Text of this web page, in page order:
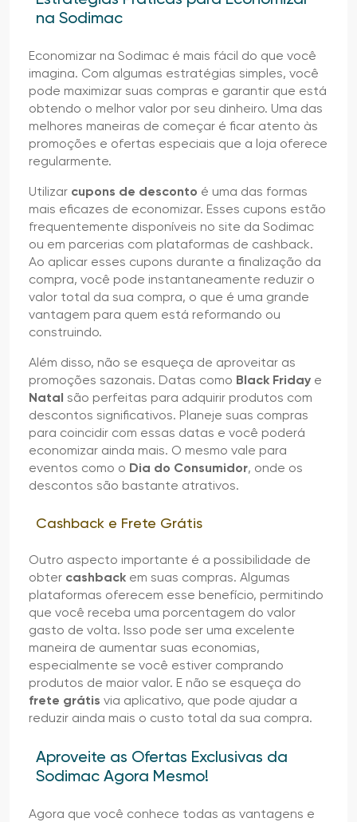
na Sodimac
Economizar na Sodimac é mais fácil do que você
imagina. Com algumas estratégias simples, você
pode maximizar suas compras e garantir que está
obtendo o melhor valor por seu dinheiro. Uma das
melhores maneiras de começar é ficar atento às
promoções e ofertas especiais que a loja oferece
regularmente.
Utilizar cupons de desconto é uma das formas
mais eficazes de economizar. Esses cupons estão
frequentemente disponíveis no site da Sodimac
ou em parcerias com plataformas de cashback.
Ao aplicar esses cupons durante a finalização da
compra, você pode instantaneamente reduzir o
valor total da sua compra, o que é uma grande
vantagem para quem está reformando ou
construindo.
Além disso, não se esqueça de aproveitar as
promoções sazonais. Datas como Black Friday e
Natal são perfeitas para adquirir produtos com
descontos significativos. Planeje suas compras
para coincidir com essas datas e você poderá
economizar ainda mais. O mesmo vale para
eventos como o Dia do Consumidor, onde os
descontos são bastante atrativos.
Cashback e Frete Grátis
Outro aspecto importante é a possibilidade de
obter cashback em suas compras. Algumas
plataformas oferecem esse benefício, permitindo
que você receba uma porcentagem do valor
gasto de volta. Isso pode ser uma excelente
maneira de aumentar suas economias,
especialmente se você estiver comprando
produtos de maior valor. E não se esqueça do
frete grátis via aplicativo, que pode ajudar a
reduzir ainda mais o custo total da sua compra.
Aproveite as Ofertas Exclusivas da
Sodimac Agora Mesmo!
Agora que você conhece todas as vantagens e